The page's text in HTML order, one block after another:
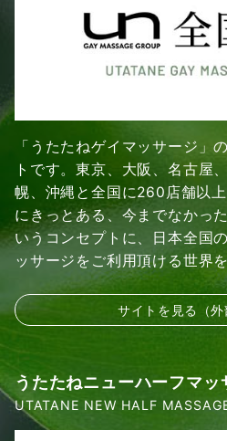
「うたたねゲイマッサージ」
トです。東京、大阪、名古屋
幌、沖縄と全国に260店舗以
にきっとある、今までなかっ
いうコンセプトに、日本全国
ッサージをご利用頂ける世界
サイトを見る（
うたたねニューハーフマッ
UTATANE NEW HALF